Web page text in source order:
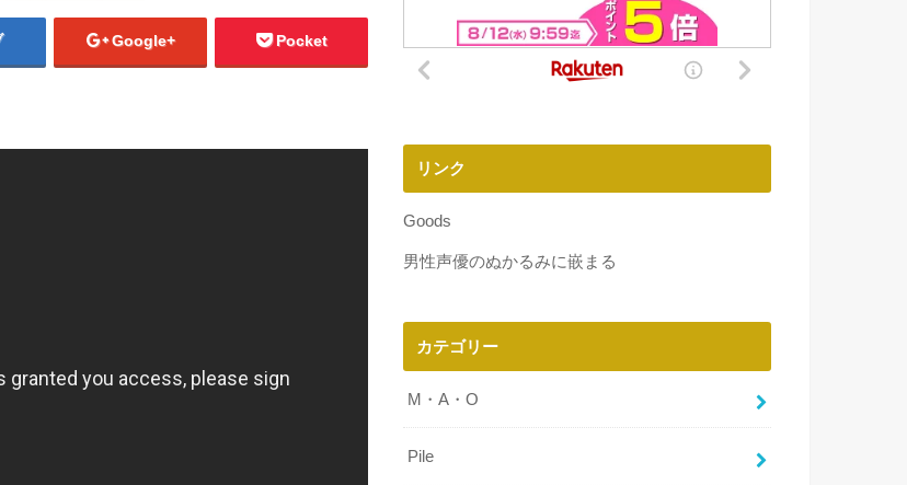
Google+ Pocket
リンク
Goods
男性声優のぬかるみに嵌まる
カテゴリー
M・A・O
Pile